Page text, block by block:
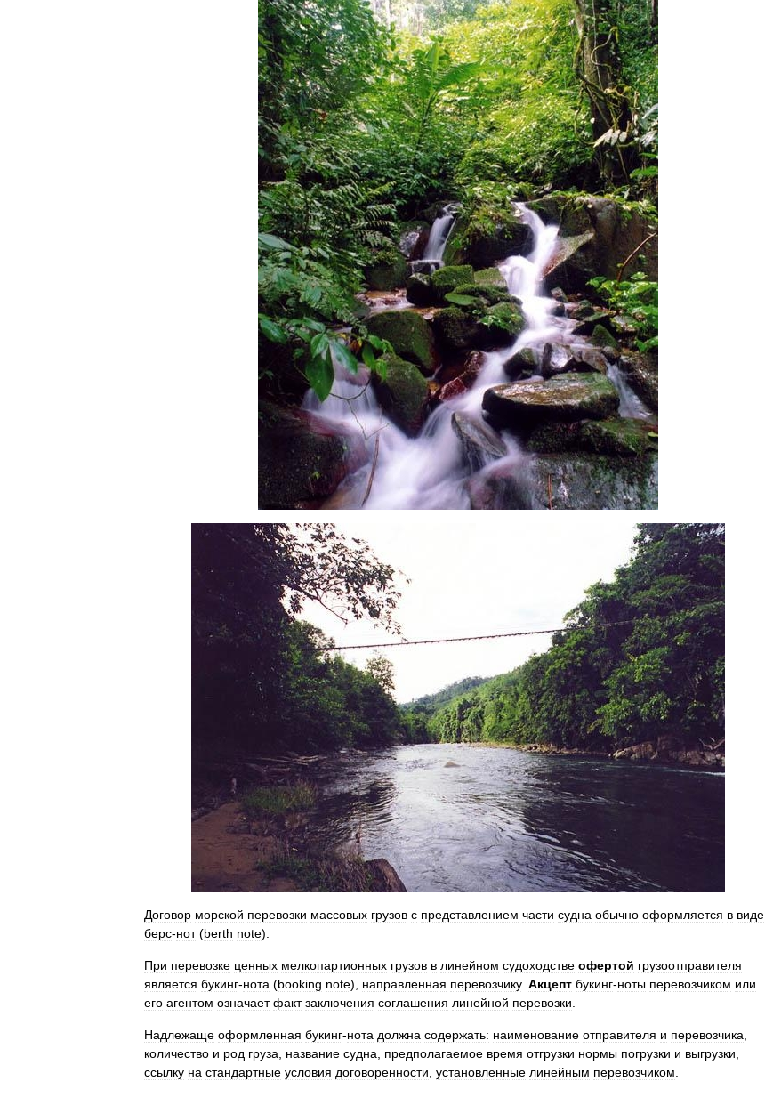
Договор морской перевозки массовых грузов с представлением части судна обычно оформляется в виде
берс-нот(berth note).
При перевозке ценных мелкопартионных грузов в линейном судоходстве офертой грузоотправителя
является букинг-нота (booking note), направленная перевозчику. Акцепт букинг-ноты перевозчиком или
его агентом означает факт заключения соглашения линейной перевозки
Надлежаще оформленная букинг-нота должна содержать: наименование отправителя и перевозчика
количество и род груза название судна предполагаемое время отгрузки нормы погрузки и выгрузки
ссылку на стандартные условия договоренности установленные линейным перевозчиком